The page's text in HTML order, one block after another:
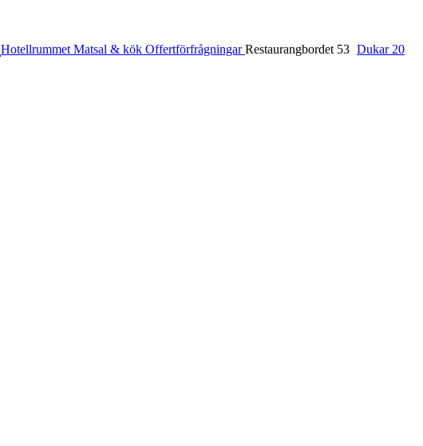
HotellrummetMatsal & kök OffertförfrågningarRestaurangbordet 53 Dukar20